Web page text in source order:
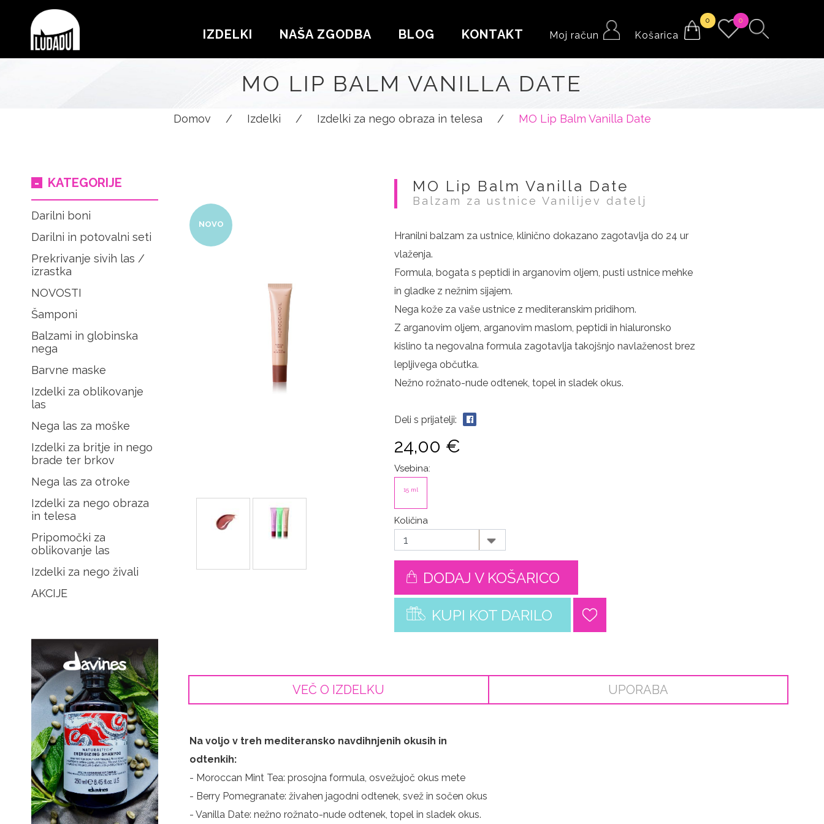
Moj račun Košarica
0 0
IZDELKI NAŠA ZGODBA BLOG KONTAKT
MO LIP BALM VANILLA DATE
Domov / Izdelki / Izdelki za nego obraza in telesa / MO Lip Balm Vanilla Date
KATEGORIJE
Darilni boni
Darilni in potovalni seti
Prekrivanje sivih las /
izrastka
NOVOSTI
Šamponi
Balzami in globinska
nega
Barvne maske
Izdelki za oblikovanje
las
Nega las za moške
Izdelki za britje in nego
brade ter brkov
Nega las za otroke
Izdelki za nego obraza
in telesa
Pripomočki za
oblikovanje las
Izdelki za nego živali
AKCIJE
NOVO
MO Lip Balm Vanilla Date
Balzam za ustnice Vanilijev datelj
Hranilni balzam za ustnice, klinično dokazano zagotavlja do 24 ur
vlaženja.
Formula, bogata s peptidi in arganovim oljem, pusti ustnice mehke
in gladke z nežnim sijajem.
Nega kože za vaše ustnice z mediteranskim pridihom.
Z arganovim oljem, arganovim maslom, peptidi in hialuronsko
kislino ta negovalna formula zagotavlja takojšnjo navlaženost brez
lepljivega občutka.
Nežno rožnato-nude odtenek, topel in sladek okus.
Deli s prijatelji:
24,00 €
Vsebina:
15 ml
Količina
DODAJ V KOŠARICO
KUPI KOT DARILO
VEČ O IZDELKU UPORABA
Na voljo v treh mediteransko navdihnjenih okusih in
odtenkih:
- Moroccan Mint Tea: prosojna formula, osvežujoč okus mete
- Berry Pomegranate: živahen jagodni odtenek, svež in sočen okus
- Vanilla Date: nežno rožnato-nude odtenek, topel in sladek okus.